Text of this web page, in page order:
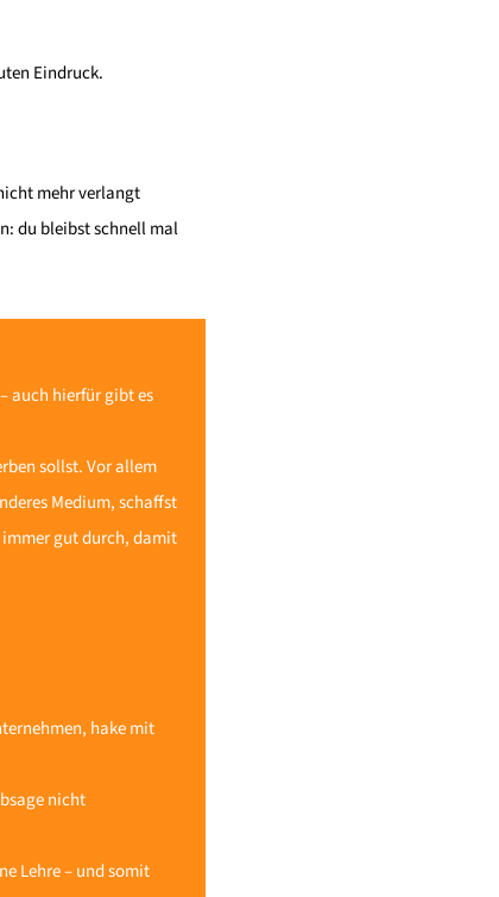
Eindruck.
mehr verlangt
du bleibst schnell mal
auch hierfür gibt es
sollst. Vor allem
Medium, schaffst
gut durch, damit
hake mit
nicht
Lehre – und somit